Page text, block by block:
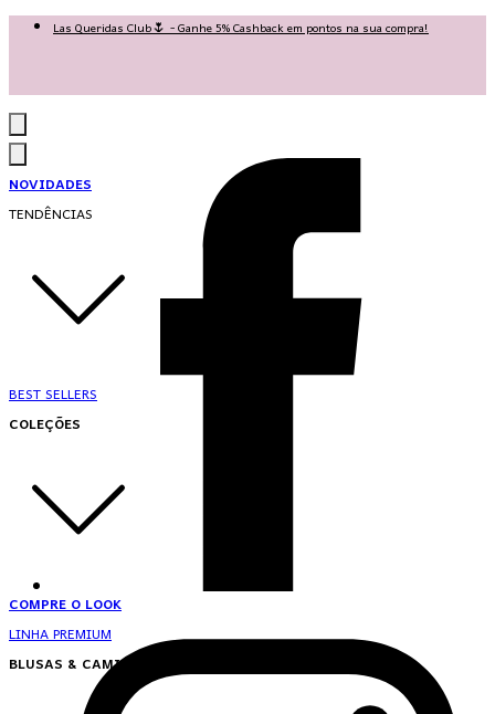
Las Queridas Club🌷 - Ganhe 5% Cashback em pontos na sua compra!
NOVIDADES
TENDÊNCIAS
BEST SELLERS
COLEÇÕES
COMPRE O LOOK
LINHA PREMIUM
BLUSAS & CAMISAS